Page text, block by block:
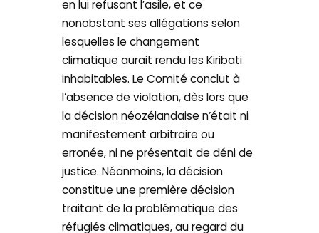
en lui refusant l’asile, et ce
nonobstant ses allégations selon
lesquelles le changement
climatique aurait rendu les Kiribati
inhabitables. Le Comité conclut à
l’absence de violation, dès lors que
la décision néozélandaise n’était ni
manifestement arbitraire ou
erronée, ni ne présentait de déni de
justice. Néanmoins, la décision
constitue une première décision
traitant de la problématique des
réfugiés climatiques, au regard du